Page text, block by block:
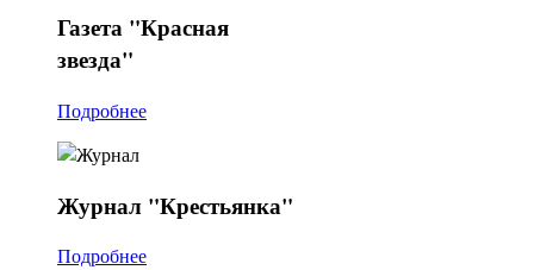
Газета "Красная
звезда"
Подробнее
Журнал "Крестьянка"
Подробнее